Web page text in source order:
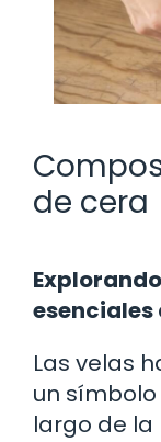
de cera
esenciales
Las velas
un
largo de la